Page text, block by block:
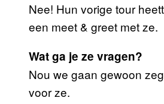
Nee! Hun vorige tour
een meet & greet met ze.
Wat ga je ze vragen?
Nou we gaan gewoon
voor ze.